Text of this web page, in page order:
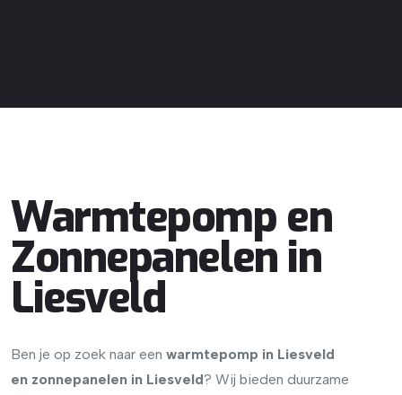
Warmtepomp en
Zonnepanelen in
Liesveld
Ben je op zoek naar een warmtepomp in Liesveld
en zonnepanelen in Liesveld? Wij bieden duurzame